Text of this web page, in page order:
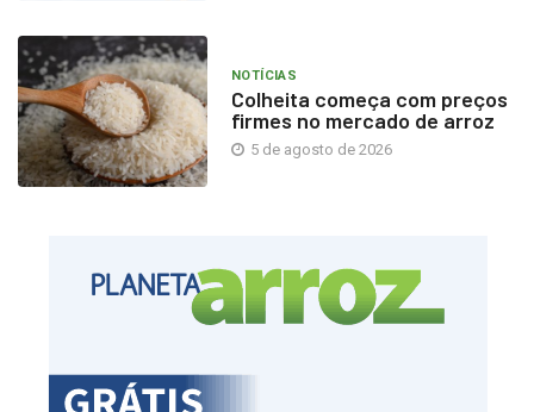
NOTÍCIAS
Colheita começa com preços
firmes no mercado de arroz
5 de agosto de 2026